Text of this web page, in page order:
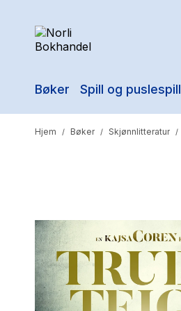
Bøker Spill og puslespill
Hjem / Bøker / Skjønnlitteratur /